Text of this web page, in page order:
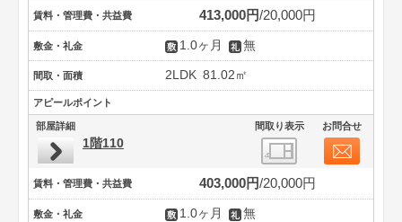
賃料・管理費・共益費 413,000円 20,000円
敷金・礼金 1.0ヶ月 無
間取・面積 2LDK 81.02㎡
アピールポイント
部屋詳細 間取り表示 お問合せ
1階110
賃料・管理費・共益費 403,000円 20,000円
敷金・礼金 1.0ヶ月 無